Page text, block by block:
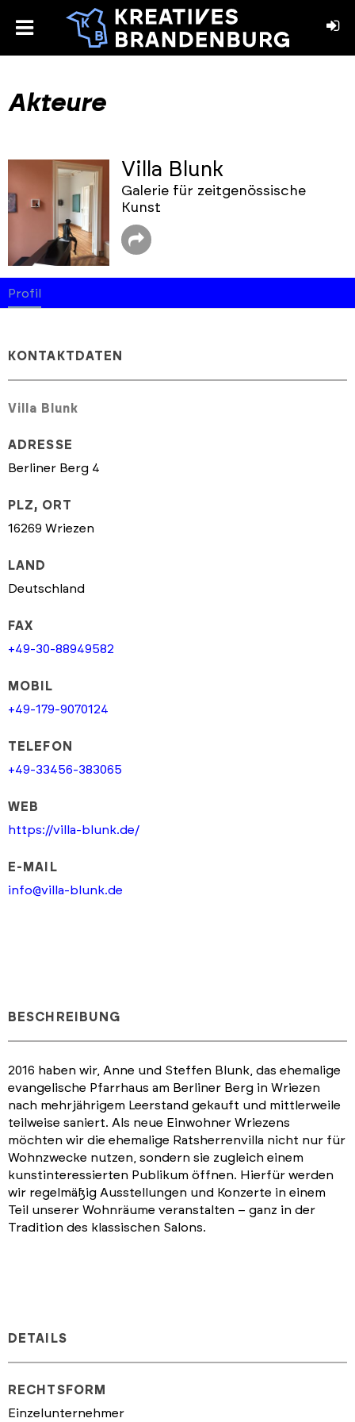
toggle
Akteure
Villa Blunk
Galerie für zeitgenössische
Kunst
Profil
KONTAKTDATEN
Villa Blunk
ADRESSE
Berliner Berg 4
PLZ, ORT
16269 Wriezen
LAND
Deutschland
FAX
+49-30-88949582
MOBIL
+49-179-9070124
TELEFON
+49-33456-383065
WEB
https://villa-blunk.de/
E-MAIL
info@villa-blunk.de
BESCHREIBUNG
2016 haben wir, Anne und Steffen Blunk, das ehemalige
evangelische Pfarrhaus am Berliner Berg in Wriezen
nach mehrjährigem Leerstand gekauft und mittlerweile
teilweise saniert. Als neue Einwohner Wriezens
möchten wir die ehemalige Ratsherrenvilla nicht nur für
Wohnzwecke nutzen, sondern sie zugleich einem
kunstinteressierten Publikum öffnen. Hierfür werden
wir regelmäßig Ausstellungen und Konzerte in einem
Teil unserer Wohnräume veranstalten – ganz in der
Tradition des klassischen Salons.
DETAILS
RECHTSFORM
Einzelunternehmer